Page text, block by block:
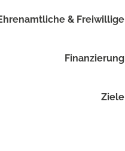
& Freiwillige
Finanzierung
Ziele